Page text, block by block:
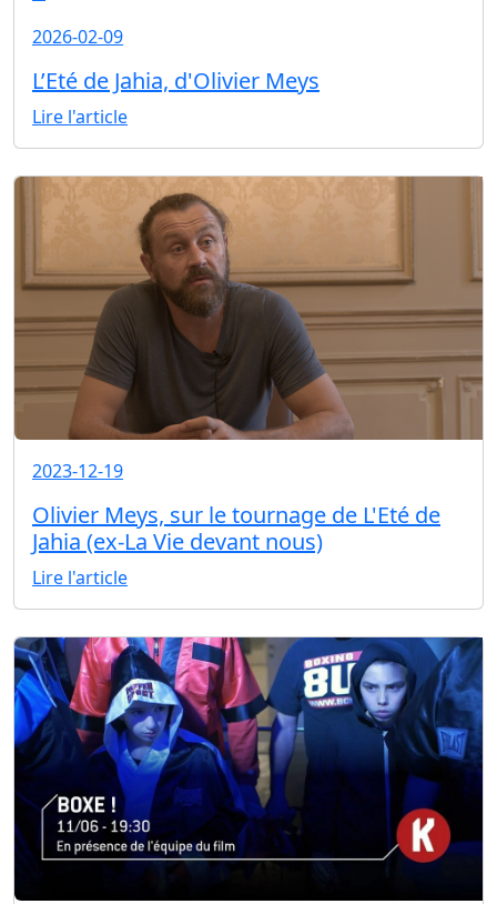
2026-02-09
L’Eté de Jahia, d'Olivier Meys
Lire l'article
2023-12-19
Olivier Meys, sur le tournage de L'Eté de
Jahia (ex-La Vie devant nous)
Lire l'article